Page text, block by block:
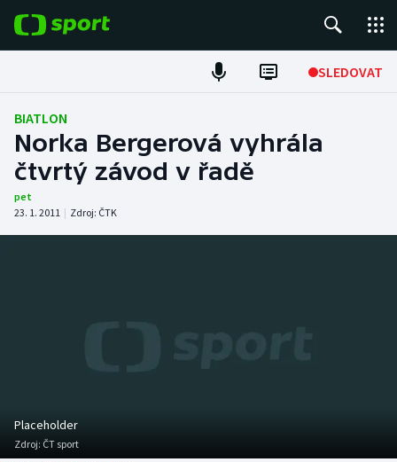
SLEDOVAT
Fotbal
Hokej
Atletika
Basketbal
Historické návraty
BIATLON
Norka Bergerová vyhrála
čtvrtý závod v řadě
pet
23. 1. 2011 | Zdroj: ČTK
Placeholder
Zdroj: ČT sport